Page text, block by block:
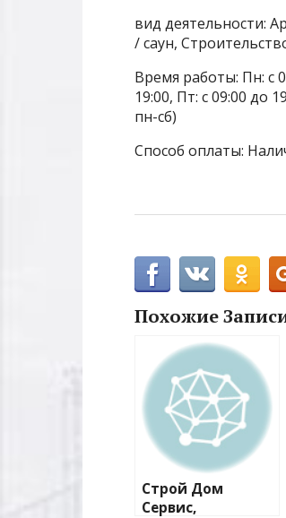
вид деятельности:
/ саун,
Время работы: Пн: с
19:00, Пт: с 09:00 до
пн-сб)
Способ оплаты:
Похожие
Строй Дом
Сервис,